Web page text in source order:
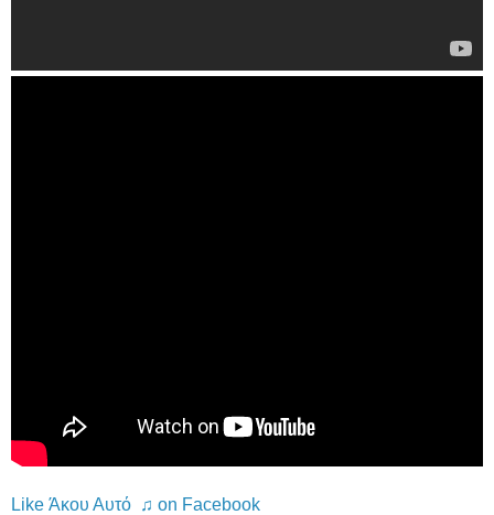
Like Άκου Αυτό ♫ on Facebook